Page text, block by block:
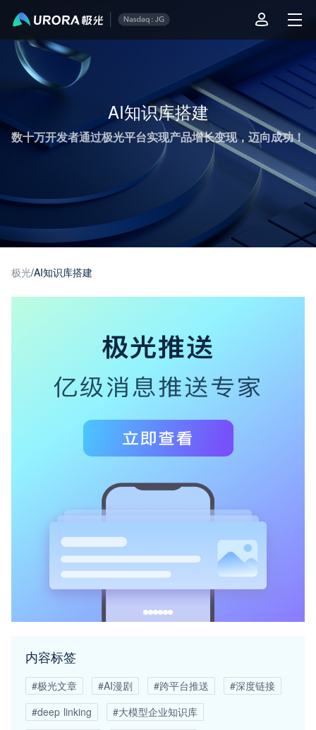
AI知识库搭建
数十万开发者通过极光平台实现产品增长变现，迈向成功！
极光/AI知识库搭建
内容标签
#极光文章 #AI漫剧 #跨平台推送
#深度链接
#deep linking
#大模型企业知识库